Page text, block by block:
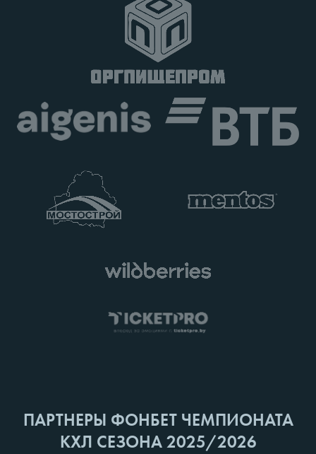
ПАРТНЕРЫ ФОНБЕТ ЧЕМПИОНАТА
КХЛ СЕЗОНА 2025/2026